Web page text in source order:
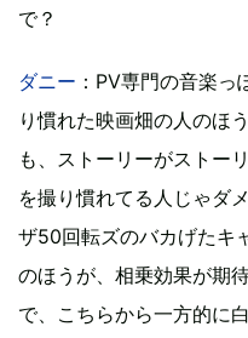
で？
ダニー ：PV専門の音楽
り慣れた映画畑の人のほ
も、ストーリーがストー
を撮り慣れてる人じゃダ
ザ50回転ズのバカげたキ
のほうが、相乗効果が期
で、こちらから一方的に